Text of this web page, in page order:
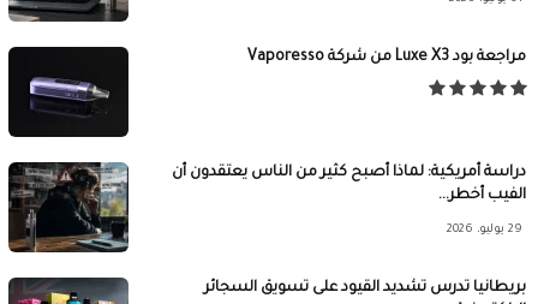
مراجعة بود Luxe X3 من شركة Vaporesso
دراسة أمريكية: لماذا أصبح كثير من الناس يعتقدون أن
الفيب أخطر...
29 يوليو، 2026
بريطانيا تدرس تشديد القيود على تسويق السجائر